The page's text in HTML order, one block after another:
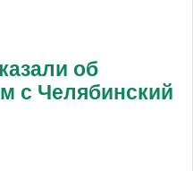
об
с Челябинский